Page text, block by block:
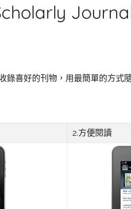
錄喜好的刊物，用最簡單的方式
2.方便閱讀